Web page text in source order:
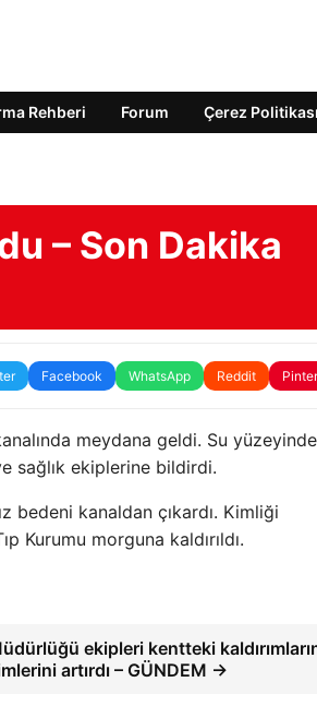
Rehberi Forum Çerez Politikası
– Son Dakika
Facebook WhatsApp Reddit
meydana geldi. Su yüzeyinde
sağlık ekiplerine bildirdi.
bedeni kanaldan çıkardı. Kimliği
Kurumu morguna kaldırıldı.
ekipleri kentteki
artırdı – GÜNDEM →